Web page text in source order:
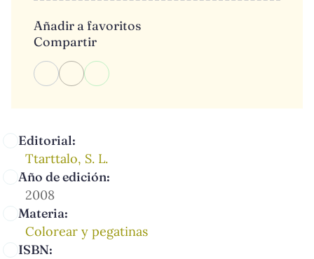
Editorial:
Ttarttalo, S. L.
Año de edición:
2008
Materia:
Colorear y pegatinas
ISBN:
Añadir a favoritos
Compartir